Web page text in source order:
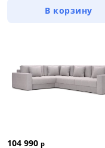
В корзину
104 990 р